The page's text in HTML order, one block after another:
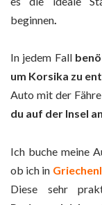
beginnen
In jedem Fall
um Korsika zu
Auto mit der
du auf der Insel
Ich buche meine
ob ich in
Diese sehr